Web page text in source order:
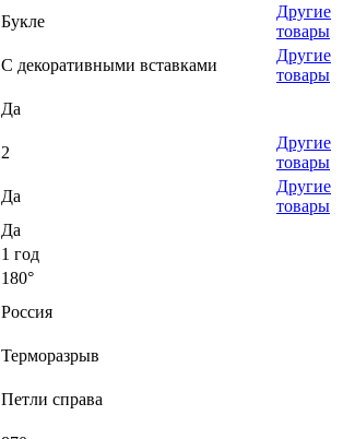
Букле
Другие
товары
С декоративными вставками
Другие
товары
Да
2
Другие
товары
Да
Другие
товары
Да
1 год
180°
Россия
Терморазрыв
Петли справа